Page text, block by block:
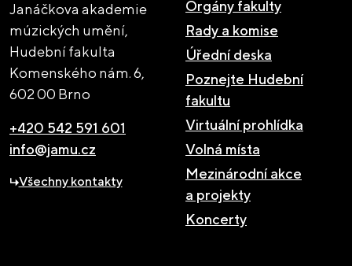
Janáčkova akademie
múzických umění,
Hudební fakulta
Komenského nám. 6,
602 00 Brno
+420 542 591 601
info@jamu.cz
Všechny kontakty
Orgány fakulty
Rady a komise
Úřední deska
Poznejte Hudební
fakultu
Virtuální prohlídka
Volná místa
Mezinárodní akce
a projekty
Koncerty